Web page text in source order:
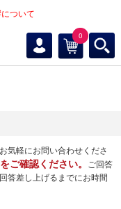
ついて
0
気軽にお問い合わせくださ
をご確認ください。
ご回答
答差し上げるまでにお時間